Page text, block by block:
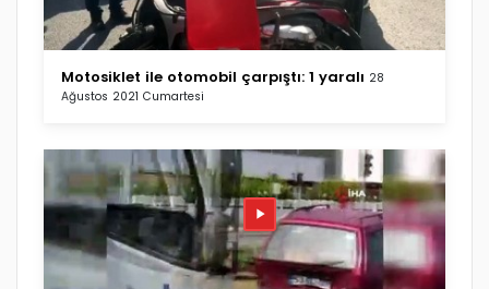
Motosiklet ile otomobil çarpıştı: 1 yaralı 28
Ağustos 2021 Cumartesi